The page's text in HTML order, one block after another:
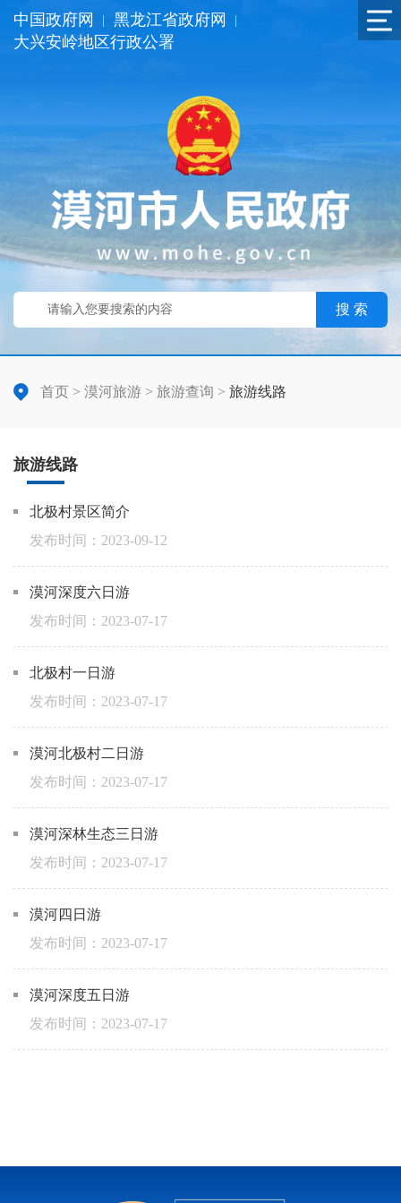
中国政府网 黑龙江省政府网
大兴安岭地区行政公署
搜 索
首页 > 漠河旅游 > 旅游查询 > 旅游线路
旅游线路
北极村景区简介
2023-09-12
漠河深度六日游
2023-07-17
北极村一日游
2023-07-17
漠河北极村二日游
2023-07-17
漠河深林生态三日游
2023-07-17
漠河四日游
2023-07-17
漠河深度五日游
2023-07-17